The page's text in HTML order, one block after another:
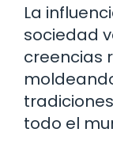
La
sociedad
creencias
todo el